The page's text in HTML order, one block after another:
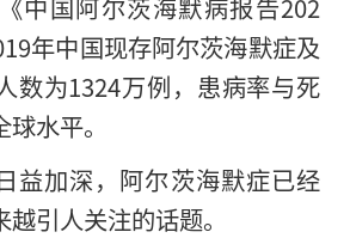
年中国现存阿尔茨海默症及
数为1324万例，患病率与死
水平。
益加深，阿尔茨海默症已经
引人关注的话题。